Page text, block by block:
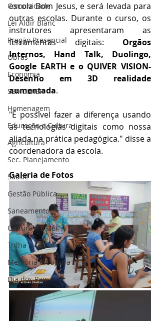
Comunidade
Lei Aldir Blanc
Pregão Presencial
Obras
Economia
SEMULHER
Homenagem
Educação e Cultura
Agricultura
Sec. Planejamento
Saúde
Gestão Pública
Saneamento
Cultura e Lazer
Trilha
Memória e Cultura
Dia dos Pais
escola Bom Jesus, e será levada para
outras escolas. Durante o curso, os
instrutores apresentaram as
ferramentas digitais: Orgãos
Internos, Hand Talk, Duolingo,
Google EARTH e o QUIVER VISION-
Desenho em 3D realidade
aumentada.
"É possível fazer a diferença usando
as tecnologias digitais como nossa
aliada na prática pedagógica." disse a
coordenadora da escola.
Galeria de Fotos